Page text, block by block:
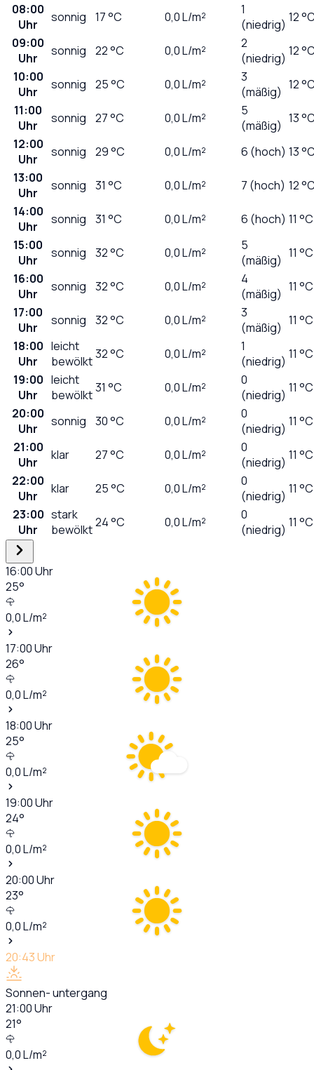
08:00
Uhr
sonnig 17°C 0,0L/m²
1
(niedrig) 12
09:00
Uhr
sonnig 22°C 0,0L/m²
2
(niedrig) 12
10:00
Uhr
sonnig 25°C 0,0L/m²
3
(mäßig) 12
11:00
Uhr
sonnig 27°C 0,0L/m²
5
(mäßig) 13
12:00
Uhr
sonnig 29°C 0,0L/m² 6 (hoch) 13
13:00
Uhr
sonnig 31 °C 0,0L/m² 7 (hoch) 12
14:00
Uhr
sonnig 31 °C 0,0L/m² 6 (hoch) 11 °C
15:00
Uhr
sonnig 32°C 0,0L/m²
5
(mäßig) 11 °C
16:00
Uhr
sonnig 32°C 0,0L/m²
4
(mäßig) 11 °C
17:00
Uhr
sonnig 32°C 0,0L/m²
3
(mäßig) 11 °C
18:00
Uhr
leicht
bewölkt32°C 0,0L/m²
1
(niedrig) 11 °C
19:00
Uhr
leicht
bewölkt31 °C 0,0L/m²
0
(niedrig) 11 °C
20:00
Uhr
sonnig 30°C 0,0L/m²
0
(niedrig) 11 °C
21:00
Uhr
klar 27°C 0,0L/m²
0
(niedrig) 11 °C
22:00
Uhr
klar 25°C 0,0L/m²
0
(niedrig) 11 °C
23:00
Uhr
stark
bewölkt24°C 0,0L/m²
0
(niedrig) 11 °C
16:00Uhr
25°
0,0L/m²
17:00Uhr
26°
0,0L/m²
18:00Uhr
25°
0,0L/m²
19:00Uhr
24°
0,0L/m²
20:00Uhr
23°
0,0L/m²
20:43Uhr
Sonnen- untergang
21:00Uhr
21°
0,0L/m²